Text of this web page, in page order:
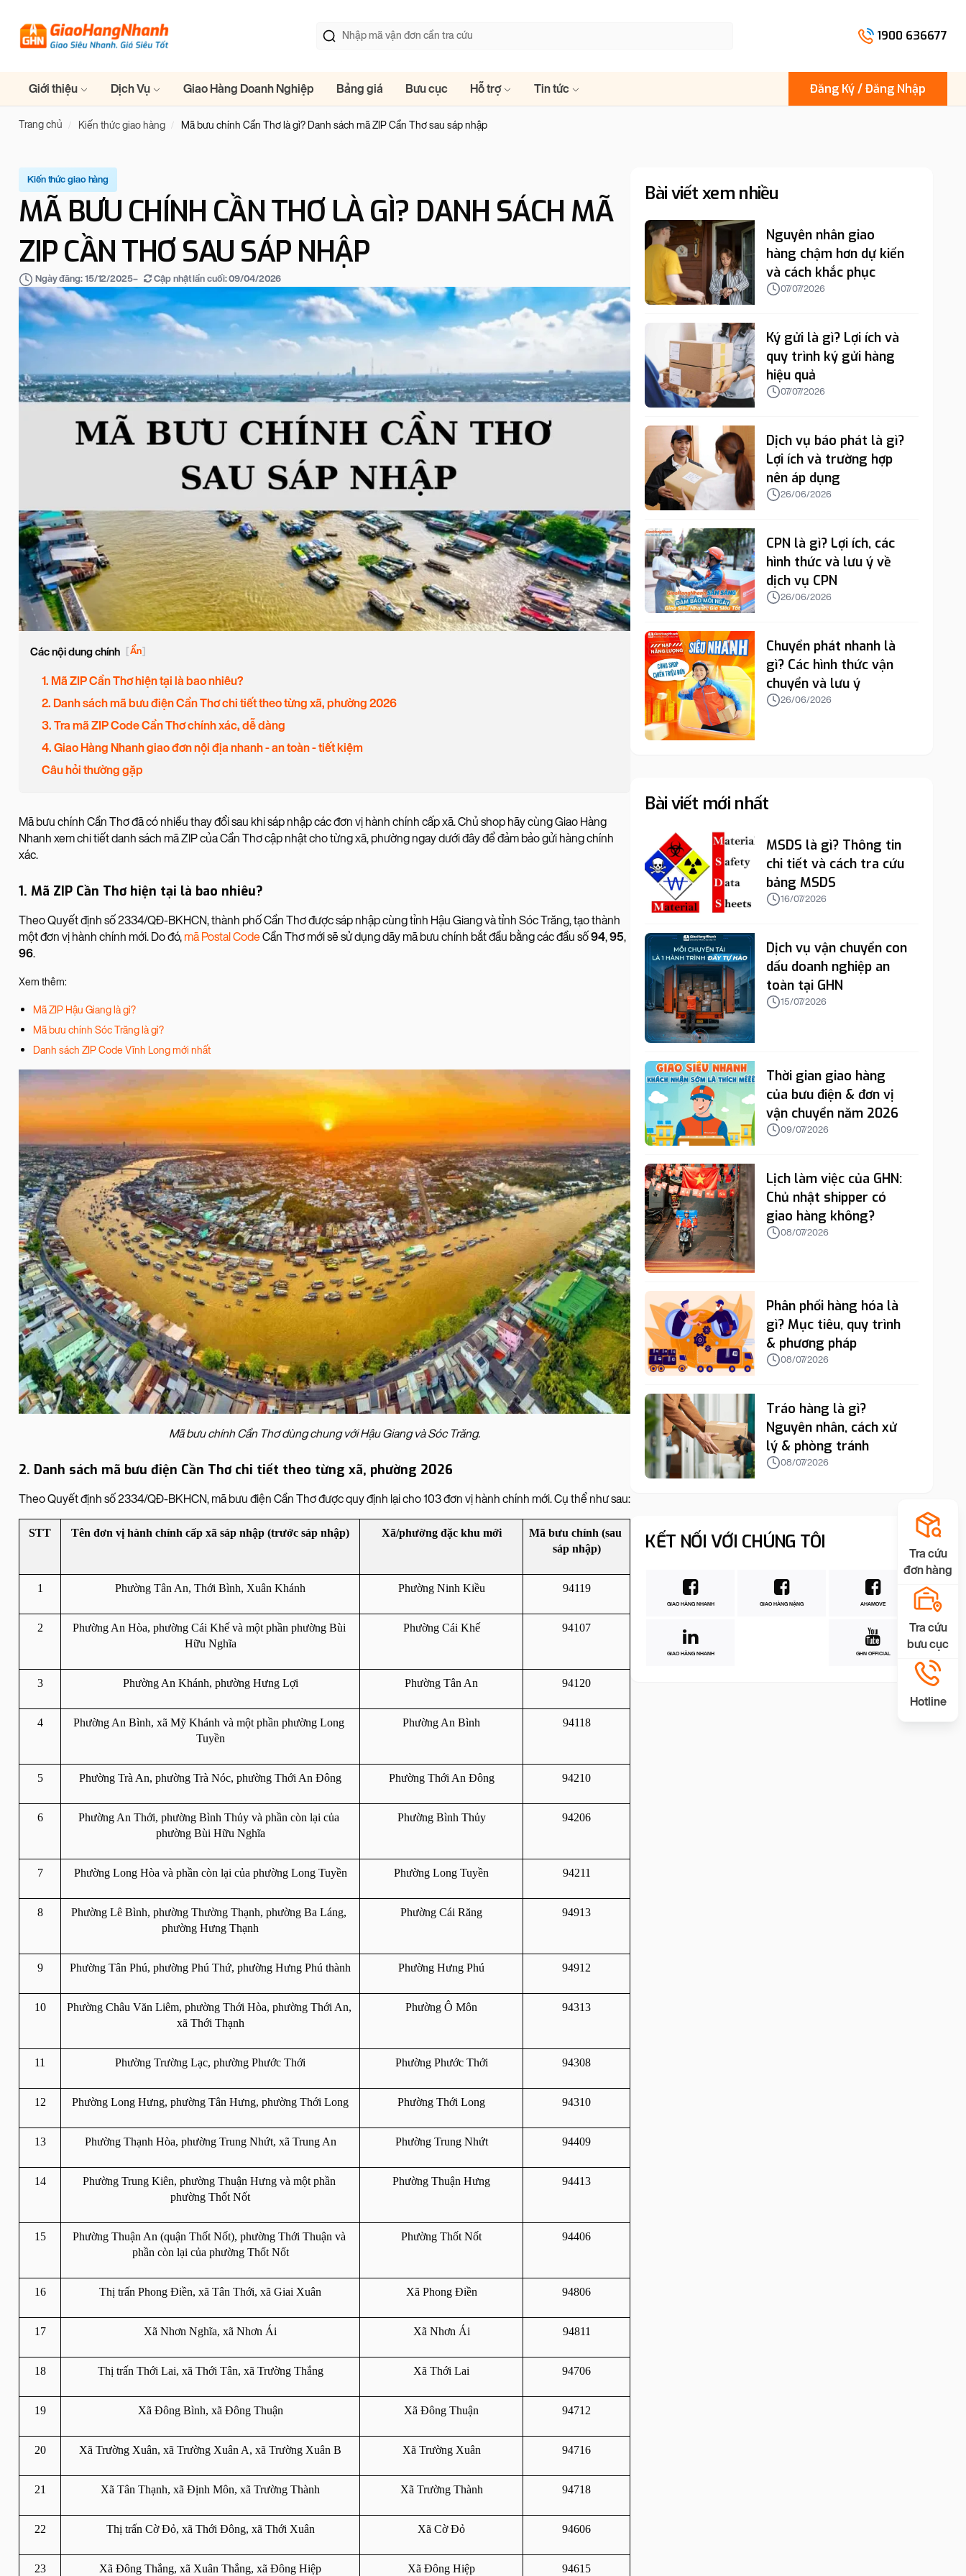
1900 636677
Giới thiệu Dịch Vụ Giao Hàng Doanh Nghiệp Bảng giá Bưu cục Hỗ trợ Tin tức Đăng Ký / Đăng Nhập
Trang chủ Kiến thức giao hàng Mã bưu chính Cần Thơ là gì? Danh sách mã ZIP Cần Thơ sau sáp nhập
Kiến thức giao hàng
MÃ BƯU CHÍNH CẦN THƠ LÀ GÌ? DANH SÁCH MÃ
ZIP CẦN THƠ SAU SÁP NHẬP
Ngày đăng: 15/12/2025– Cập nhật lần cuối:09/04/2026
Các nội dung chính [Ẩn]
1. Mã ZIP Cần Thơ hiện tại là bao nhiêu?
2. Danh sách mã bưu điện Cần Thơ chi tiết theo từng xã, phường 2026
3. Tra mã ZIP Code Cần Thơ chính xác, dễ dàng
4. Giao Hàng Nhanh giao đơn nội địa nhanh - an toàn - tiết kiệm
Câu hỏi thường gặp
Mã bưu chính Cần Thơ đã có nhiều thay đổi sau khi sáp nhập các đơn vị hành chính cấp xã. Chủ shop hãy cùng Giao Hàng
Nhanh xem chi tiết danh sách mã ZIP của Cần Thơ cập nhật cho từng xã, phường ngay dưới đây để đảm bảo gửi hàng chính
xác.
1. Mã ZIP Cần Thơ hiện tại là bao nhiêu?
Theo Quyết định số 2334/QĐ-BKHCN, thành phố Cần Thơ được sáp nhập cùng tỉnh Hậu Giang và tỉnh Sóc Trăng, tạo thành
một đơn vị hành chính mới. Do đó, mã Postal CodeCần Thơ mới sẽ sử dụng dãy mã bưu chính bắt đầu bằng các đầu số94,95,
96.
Xem thêm:
Mã ZIP Hậu Giang là gì?
Mã bưu chính Sóc Trăng là gì?
Danh sách ZIP Code Vĩnh Long mới nhất
Mã bưu chính Cần Thơ dùng chung với Hậu Giang và Sóc Trăng.
2. Danh sách mã bưu điện Cần Thơ chi tiết theo từng xã, phường 2026
Theo Quyết định số 2334/QĐ-BKHCN, mã bưu điện Cần Thơ được quy định lại cho 103 đơn vị hành chính mới. Cụ thể như sau:
STT Tên đơn vị hành chính cấp xã sáp nhập (trước sáp nhập) Xã/phường đặc khu mới
Mã bưu chính (sau
sáp nhập)
1 Phường Tân An, Thới Bình, Xuân Khánh Phường Ninh Kiều 94119
2
Phường An Hòa, phường Cái Khế và một phần phường Bùi
Hữu Nghĩa
Phường Cái Khế 94107
3 Phường An Khánh, phường Hưng Lợi Phường Tân An 94120
4
Phường An Bình, xã Mỹ Khánh và một phần phường Long
Tuyền
Phường An Bình 94118
5 Phường Trà An, phường Trà Nóc, phường Thới An Đông Phường Thới An Đông 94210
6
Phường An Thới, phường Bình Thủy và phần còn lại của
phường Bùi Hữu Nghĩa
Phường Bình Thủy 94206
7 Phường Long Hòa và phần còn lại của phường Long Tuyền Phường Long Tuyền 94211
8
Phường Lê Bình, phường Thường Thạnh, phường Ba Láng,
phường Hưng Thạnh
Phường Cái Răng 94913
9 Phường Tân Phú, phường Phú Thứ, phường Hưng Phú thành Phường Hưng Phú 94912
10
Phường Châu Văn Liêm, phường Thới Hòa, phường Thới An,
xã Thới Thạnh
Phường Ô Môn 94313
11 Phường Trường Lạc, phường Phước Thới Phường Phước Thới 94308
12 Phường Long Hưng, phường Tân Hưng, phường Thới Long Phường Thới Long 94310
13 Phường Thạnh Hòa, phường Trung Nhứt, xã Trung An Phường Trung Nhứt 94409
14
Phường Trung Kiên, phường Thuận Hưng và một phần
phường Thốt Nốt
Phường Thuận Hưng 94413
15
Phường Thuận An (quận Thốt Nốt), phường Thới Thuận và
phần còn lại của phường Thốt Nốt
Phường Thốt Nốt 94406
16 Thị trấn Phong Điền, xã Tân Thới, xã Giai Xuân Xã Phong Điền 94806
17 Xã Nhơn Nghĩa, xã Nhơn Ái Xã Nhơn Ái 94811
18 Thị trấn Thới Lai, xã Thới Tân, xã Trường Thắng Xã Thới Lai 94706
19 Xã Đông Bình, xã Đông Thuận Xã Đông Thuận 94712
20 Xã Trường Xuân, xã Trường Xuân A, xã Trường Xuân B Xã Trường Xuân 94716
21 Xã Tân Thạnh, xã Định Môn, xã Trường Thành Xã Trường Thành 94718
22 Thị trấn Cờ Đỏ, xã Thới Đông, xã Thới Xuân Xã Cờ Đỏ 94606
23 Xã Đông Thắng, xã Xuân Thắng, xã Đông Hiệp Xã Đông Hiệp 94615
Bài viết xem nhiều
Nguyên nhân giao
hàng chậm hơn dự kiến
và cách khắc phục
07/07/2026
Ký gửi là gì? Lợi ích và
quy trình ký gửi hàng
hiệu quả
07/07/2026
Dịch vụ báo phát là gì?
Lợi ích và trường hợp
nên áp dụng
26/06/2026
CPN là gì? Lợi ích, các
hình thức và lưu ý về
dịch vụ CPN
26/06/2026
Chuyển phát nhanh là
gì? Các hình thức vận
chuyển và lưu ý
26/06/2026
Bài viết mới nhất
MSDS là gì? Thông tin
chi tiết và cách tra cứu
bảng MSDS
16/07/2026
Dịch vụ vận chuyển con
dấu doanh nghiệp an
toàn tại GHN
15/07/2026
Thời gian giao hàng
của bưu điện & đơn vị
vận chuyển năm 2026
09/07/2026
Lịch làm việc của GHN:
Chủ nhật shipper có
giao hàng không?
08/07/2026
Phân phối hàng hóa là
gì? Mục tiêu, quy trình
& phương pháp
08/07/2026
Tráo hàng là gì?
Nguyên nhân, cách xử
lý & phòng tránh
08/07/2026
KẾT NỐI VỚI CHÚNG TÔI
GIAO HÀNG NHANH GIAO HÀNG NẶNG AHAMOVE
GIAO HÀNG NHANH GHN OFFICIAL
Tra cứu
đơn hàng
Tra cứu
bưu cục
Hotline